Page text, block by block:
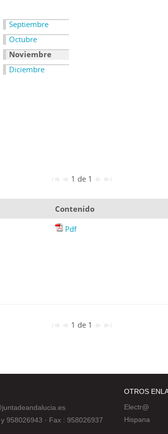
Septiembre
Octubre
Noviembre
Diciembre
1 de 1
Contenido
Pdf
1 de 1
958026943 · Fax : 958026937
OTROS
Electr@
Hispana